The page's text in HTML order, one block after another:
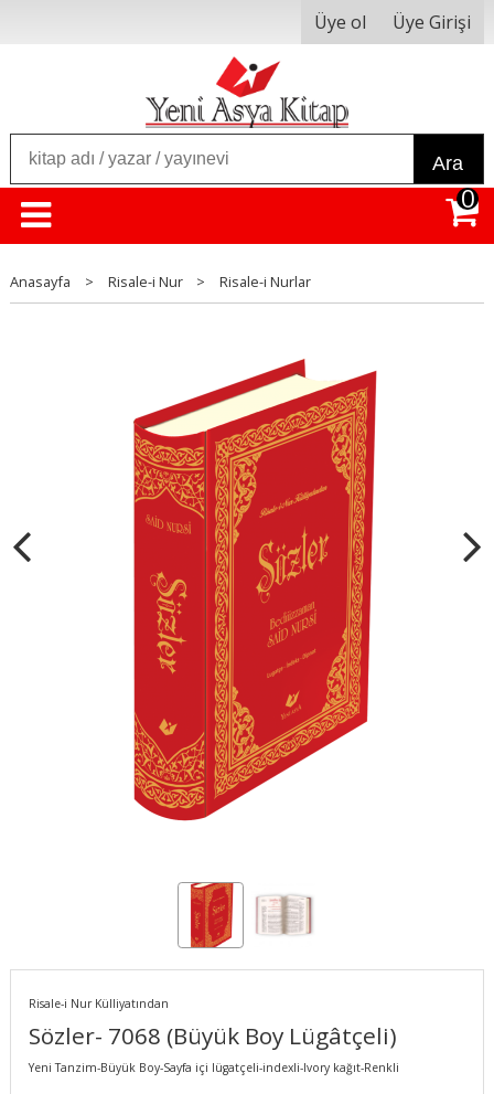
Üye ol Üye Girişi
Ara
0
Anasayfa > Risale-i Nur > Risale-i Nurlar
Risale-i Nur Külliyatından
Sözler- 7068 (Büyük Boy Lügâtçeli)
Yeni Tanzim-Büyük Boy-Sayfa içi lügatçeli-indexli-Ivory kağıt-Renkli